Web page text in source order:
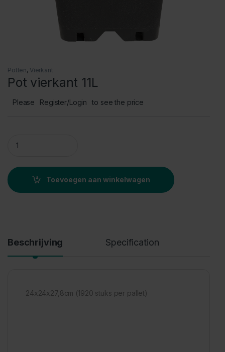
Potten, Vierkant
Pot vierkant 11L
Please Register/Login to see the price
Toevoegen aan winkelwagen
Beschrijving Specification
24x24x27,8cm (1920 stuks per pallet)